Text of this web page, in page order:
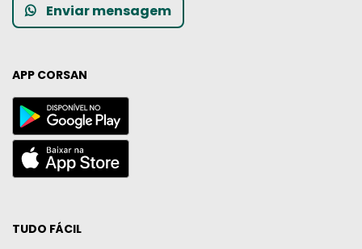
Enviar mensagem
APP CORSAN
TUDO FÁCIL